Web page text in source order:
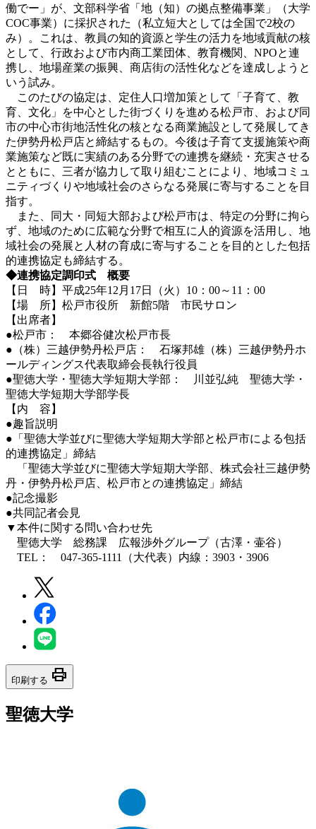
働でー」が、文部科学省「地（知）の拠点整備事業」（大学
COC事業）に採択された（私立短大としては全国で2校の
み）。これは、教員の知的資源と学生の活力を地域貢献の核
として、行政および市内商工業団体、教育機関、NPOと連
携し、地場産業の振興、商店街の活性化などを達成しようと
いう試み。
このたびの協定は、定住人口増加策として「子育て、教
育、文化」を中心とした街づくりを進める松戸市、および同
市の中心市街地活性化の核となる商業施設として発展してき
た伊勢丹松戸店と締結するもの。今後は子育て支援施策や商
業施策など既に実績のある分野での連携を継続・充実させる
とともに、三者が協力して取り組むことにより、地域コミュ
ニティづくりや地域社会のさらなる発展に寄与することを目
指す。
また、同大・同短大部および松戸市は、特定の分野に拘ら
ず、地域のために広範な分野で相互に人的資源を活用し、地
域社会の発展と人材の育成に寄与することを目的とした包括
的連携協定も締結する。
◆連携協定調印式 概要
【日 時】平成25年12月17日（火）10：00～11：00
【場 所】松戸市役所 新館5階 市民サロン
【出席者】
●松戸市： 本郷谷健次松戸市長
●（株）三越伊勢丹松戸店： 石塚邦雄（株）三越伊勢丹ホ
ールディングス代表取締会長執行役員
●聖徳大学・聖徳大学短期大学部： 川並弘純 聖徳大学・
聖徳大学短期大学部学長
【内 容】
●趣旨説明
●「聖徳大学並びに聖徳大学短期大学部と松戸市による包括
的連携協定」締結
「聖徳大学並びに聖徳大学短期大学部、株式会社三越伊勢
丹・伊勢丹松戸店、松戸市との連携協定」締結
●記念撮影
●共同記者会見
▼本件に関する問い合わせ先
聖徳大学 総務課 広報渉外グループ（古澤・壷谷）
TEL： 047-365-1111（大代表）内線：3903・3906
印刷する print
聖徳大学